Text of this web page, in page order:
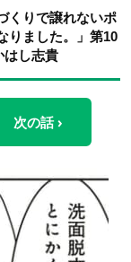
くりで譲れないポ
りました。」第10
し志貴
次の話 ›